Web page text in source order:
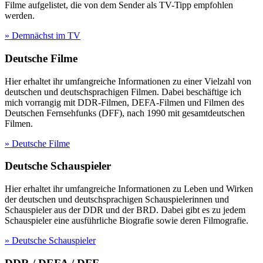
Filme aufgelistet, die von dem Sender als TV-Tipp empfohlen
werden.
» Demnächst im TV
Deutsche Filme
Hier erhaltet ihr umfangreiche Informationen zu einer Vielzahl von
deutschen und deutschsprachigen Filmen. Dabei beschäftige ich
mich vorrangig mit DDR-Filmen, DEFA-Filmen und Filmen des
Deutschen Fernsehfunks (DFF), nach 1990 mit gesamtdeutschen
Filmen.
» Deutsche Filme
Deutsche Schauspieler
Hier erhaltet ihr umfangreiche Informationen zu Leben und Wirken
der deutschen und deutschsprachigen Schauspielerinnen und
Schauspieler aus der DDR und der BRD. Dabei gibt es zu jedem
Schauspieler eine ausführliche Biografie sowie deren Filmografie.
» Deutsche Schauspieler